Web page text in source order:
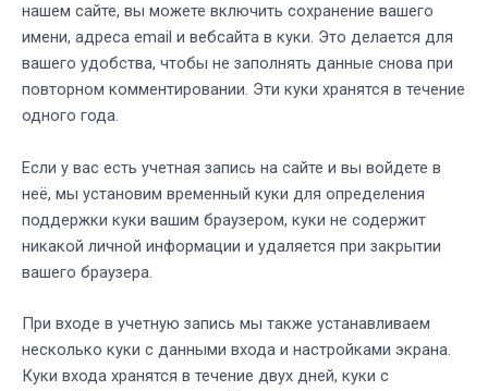
нашем сайте, вы можете включить сохранение вашего
имени, адреса email и вебсайта в куки. Это делается для
вашего удобства, чтобы не заполнять данные снова при
повторном комментировании. Эти куки хранятся в течение
одного года.
Если у вас есть учетная запись на сайте и вы войдете в
неё, мы установим временный куки для определения
поддержки куки вашим браузером, куки не содержит
никакой личной информации и удаляется при закрытии
вашего браузера.
При входе в учетную запись мы также устанавливаем
несколько куки с данными входа и настройками экрана.
Куки входа хранятся в течение двух дней, куки с